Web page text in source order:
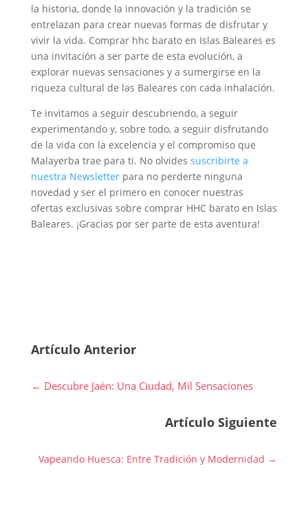
la historia, donde la innovación y la tradición se
entrelazan para crear nuevas formas de disfrutar y
vivir la vida. Comprar hhc barato en Islas Baleares es
una invitación a ser parte de esta evolución, a
explorar nuevas sensaciones y a sumergirse en la
riqueza cultural de las Baleares con cada inhalación.
Te invitamos a seguir descubriendo, a seguir
experimentando y, sobre todo, a seguir disfrutando
de la vida con la excelencia y el compromiso que
Malayerba trae para ti. No olvides suscribirte a
nuestra Newsletterpara no perderte ninguna
novedad y ser el primero en conocer nuestras
ofertas exclusivas sobre comprar HHC barato en Islas
Baleares. ¡Gracias por ser parte de esta aventura!
Artículo Anterior
← Descubre Jaén: Una Ciudad, Mil Sensaciones
Artículo Siguiente
Vapeando Huesca: Entre Tradición y Modernidad →